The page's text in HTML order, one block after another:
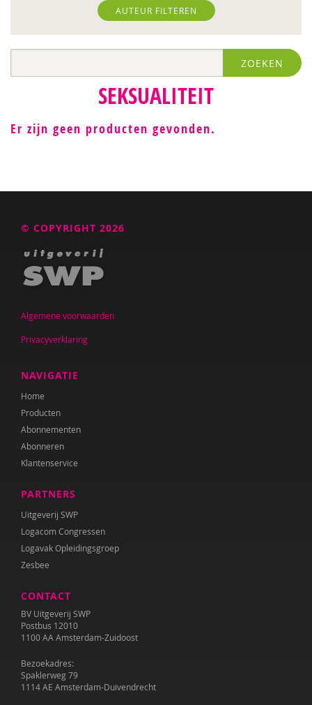
Karin Middelburg
Carla van Wensen
AUTEUR FILTEREN
ZOEKEN
SEKSUALITEIT
Er zijn geen producten gevonden.
© COPYRIGHT 2026
Algemene voorwaarden
Privacyverklaring
NAVIGATIE
Home
Producten
Abonnementen
Abonneren
Klantenservice
PARTNERS
Uitgeverij SWP
Logacom Congressen
Logavak Opleidingsgroep
Zesbee
CONTACT
BV Uitgeverij SWP
Postbus 12010
1100 AA Amsterdam-Zuidoost
Bezoekadres:
Spaklerweg 79
1114 AE Amsterdam-Duivendrecht